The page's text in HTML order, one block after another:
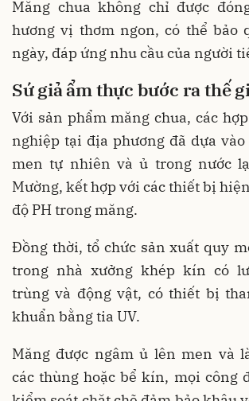
Măng chua không chỉ được
hương vị thơm ngon, có thể bảo
ngày, đáp ứng nhu cầu của người
Sứ giả ẩm thực bước ra thế
Với sản phẩm măng chua, các
nghiệp tại địa phương đã dựa
men tự nhiên và ủ trong nước
Mường, kết hợp với các thiết bị
độ PH trong măng.
Đồng thời, tổ chức sản xuất quy
trong nhà xưởng khép kín có
trùng và động vật, có thiết bị
khuẩn bằng tia UV.
Măng được ngâm ủ lên men và
các thùng hoặc bể kín, mọi công